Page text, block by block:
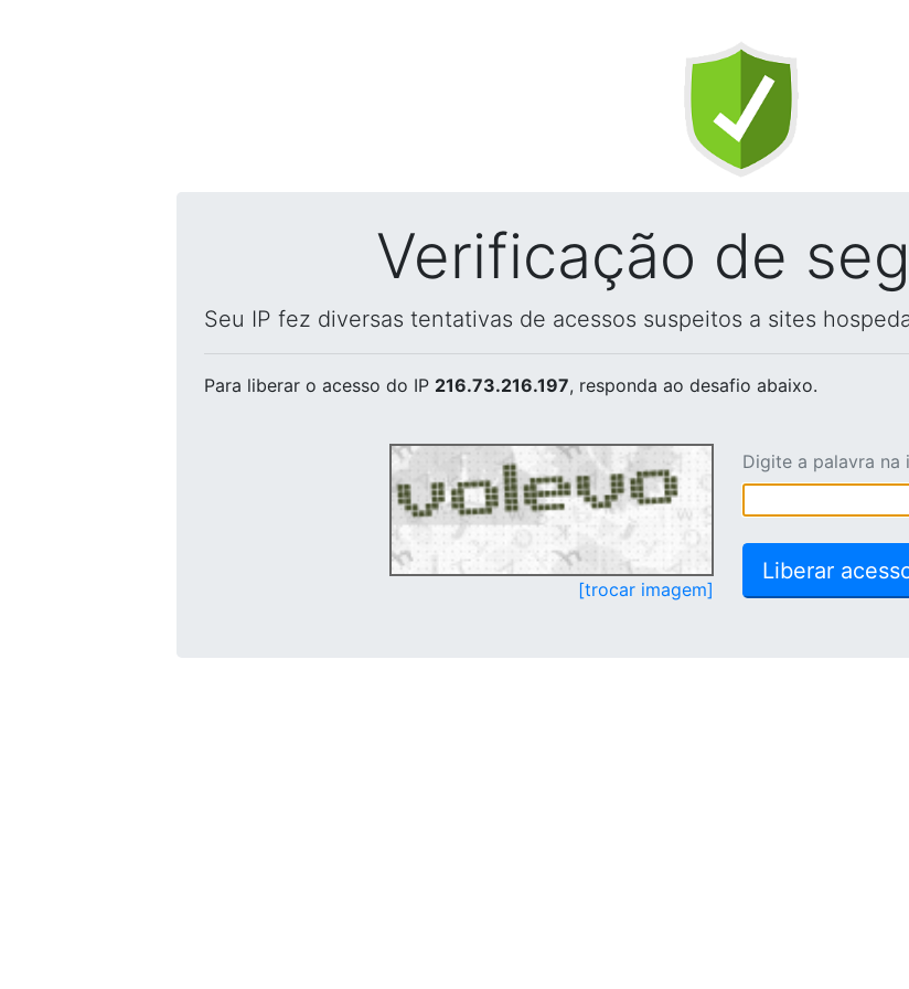
Verificação de
Seu IP fez diversas tentativas de acessos suspeitos a sites
Para liberar o acesso do IP 216.73.216.197, responda ao desafio abaixo.
[trocar imagem]
Digite a palavra na